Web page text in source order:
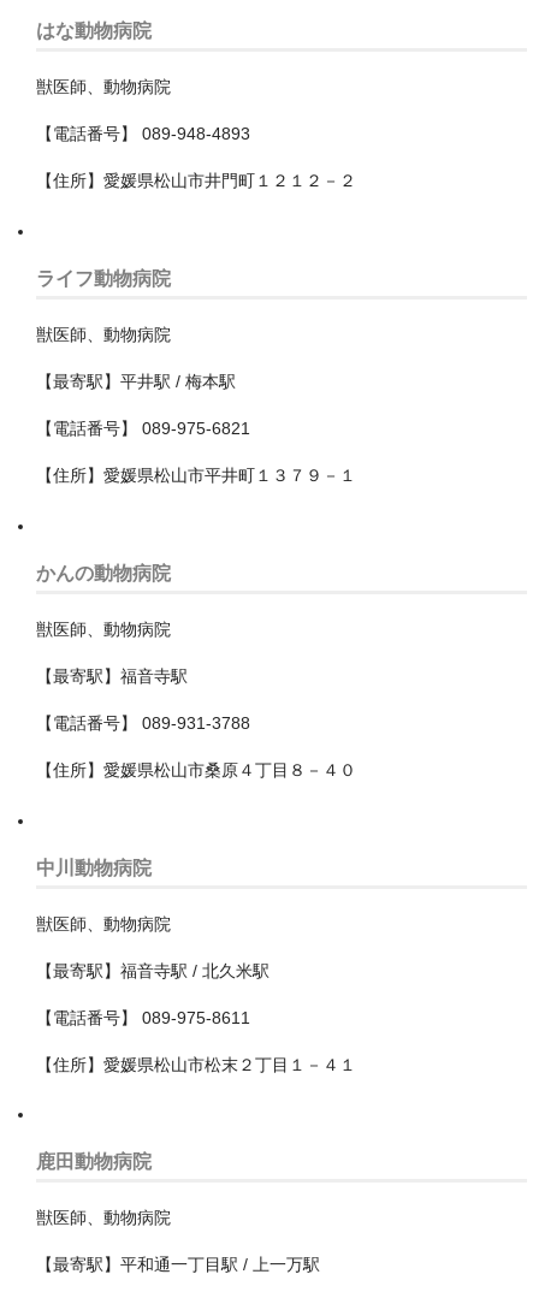
松原市
枚方市
柏原市
泉北郡忠岡町
豊能郡豊能町
阪南市
高槻市
奈良県
宮城県
宮崎県
はな動物病院
獣医師、動物病院
【電話番号】 089-948-4893
【住所】愛媛県松山市井門町１２１２－２
ライフ動物病院
獣医師、動物病院
【最寄駅】平井駅 / 梅本駅
【電話番号】 089-975-6821
【住所】愛媛県松山市平井町１３７９－１
かんの動物病院
獣医師、動物病院
【最寄駅】福音寺駅
【電話番号】 089-931-3788
【住所】愛媛県松山市桑原４丁目８－４０
中川動物病院
獣医師、動物病院
【最寄駅】福音寺駅 / 北久米駅
【電話番号】 089-975-8611
【住所】愛媛県松山市松末２丁目１－４１
鹿田動物病院
獣医師、動物病院
【最寄駅】平和通一丁目駅 / 上一万駅